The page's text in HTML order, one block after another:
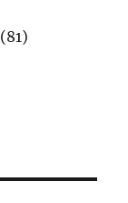
(81)